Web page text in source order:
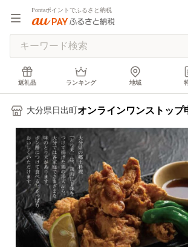
Pontaポイントでふるさと納税
返礼品 ランキング 地域
大分県日出町 オンラインワンストップ